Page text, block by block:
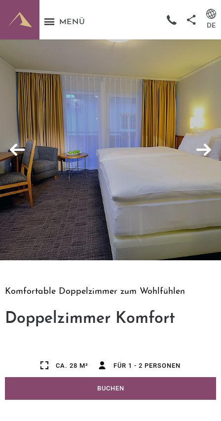
MENÜ DE
Komfortable Doppelzimmer zum Wohlfühlen
Doppelzimmer Komfort
CA. 28 M² FÜR 1 - 2 PERSONEN
BUCHEN